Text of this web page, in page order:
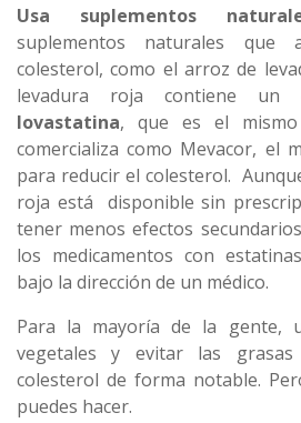
Usa suplementos
suplementos naturales
colesterol, como el arroz de
levadura roja contiene un
lovastatina, que es el
comercializa como Mevacor, el
para reducir el colesterol.
roja está disponible sin
tener menos efectos
los medicamentos con
bajo la dirección de un médico.
Para la mayoría de la gente,
vegetales y evitar las
colesterol de forma notable.
puedes hacer.